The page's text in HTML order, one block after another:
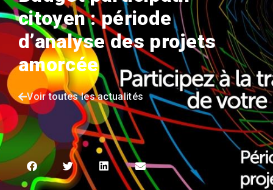
citoyen : période
d’analyse des projets
amorcée
Voir toutes les actualités